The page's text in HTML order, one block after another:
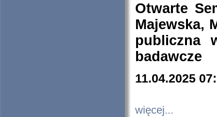
Otwarte
Majewska,
publiczna
badawcze
11.04.2025
więcej...